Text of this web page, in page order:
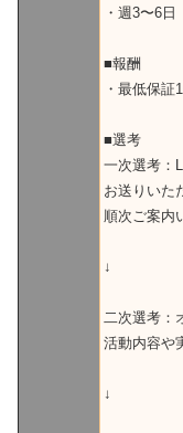
・週3〜6日
■報酬
・最低保証
■選考
一次選考：
お送りいた
順次ご案内
↓
二次選考：
活動内容や
↓